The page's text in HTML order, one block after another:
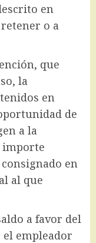
en
o a
que
la
en
de
a la
importe
en
al que
a favor del
empleador